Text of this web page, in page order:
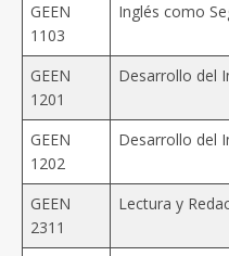
GEEN
1103
Inglés como
GEEN
1201
Desarrollo del
GEEN
1202
Desarrollo del
GEEN
2311
Lectura y